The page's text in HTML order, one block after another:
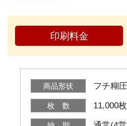
印刷料金
商品形状 フチ糊
枚 数 11,000枚